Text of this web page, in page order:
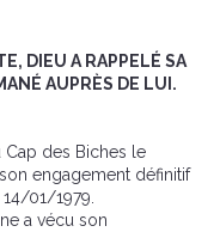
DIEU A RAPPELÉ SA
AUPRÈS DE LUI.
Cap des Biches le
engagement définitif
01/1979.
a vécu son